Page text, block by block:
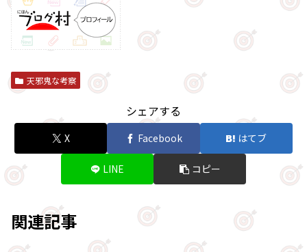
天邪鬼な考察
シェアする
X Facebook はてブ
LINE コピー
関連記事